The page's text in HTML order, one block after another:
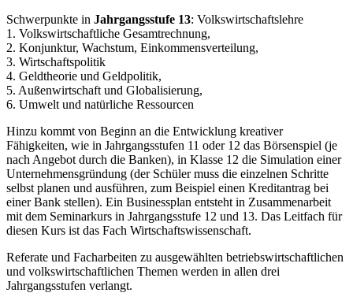
Schwerpunkte in Jahrgangsstufe 13: Volkswirtschaftslehre
1. Volkswirtschaftliche Gesamtrechnung,
2. Konjunktur, Wachstum, Einkommensverteilung,
3. Wirtschaftspolitik
4. Geldtheorie und Geldpolitik,
5. Außenwirtschaft und Globalisierung,
6. Umwelt und natürliche Ressourcen
Hinzu kommt von Beginn an die Entwicklung kreativer
Fähigkeiten, wie in Jahrgangsstufen 11 oder 12 das Börsenspiel (je
nach Angebot durch die Banken), in Klasse 12 die Simulation einer
Unternehmensgründung (der Schüler muss die einzelnen Schritte
selbst planen und ausführen, zum Beispiel einen Kreditantrag bei
einer Bank stellen). Ein Businessplan entsteht in Zusammenarbeit
mit dem Seminarkurs in Jahrgangsstufe 12 und 13. Das Leitfach für
diesen Kurs ist das Fach Wirtschaftswissenschaft.
Referate und Facharbeiten zu ausgewählten betriebswirtschaftlichen
und volkswirtschaftlichen Themen werden in allen drei
Jahrgangsstufen verlangt.